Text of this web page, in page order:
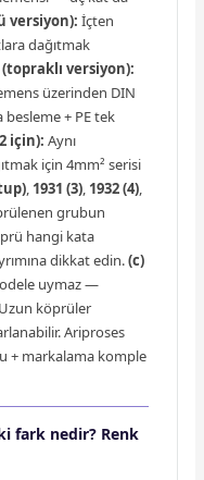
versiyon): İçten
dağıtmak
(topraklı versiyon):
üzerinden DIN
+ PE tek
için): Aynı
için 4mm² serisi
, 1931 (3), 1932 (4),
grubun
hangi kata
dikkat edin.(c)
uymaz —
Uzun köprüler
Ariproses
+ markalama komple
fark nedir? Renk